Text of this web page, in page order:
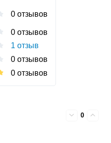
0 отзывов
0 отзывов
1 отзыв
0 отзывов
0 отзывов
0